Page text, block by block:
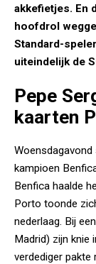
akkefietjes. En
hoofdrol
Standard-
uiteindelijk de
Pepe
kaarten
kampioen
Benfica haalde
Porto toonde
nederlaag. Bij
Madrid) zijn knie
verdediger